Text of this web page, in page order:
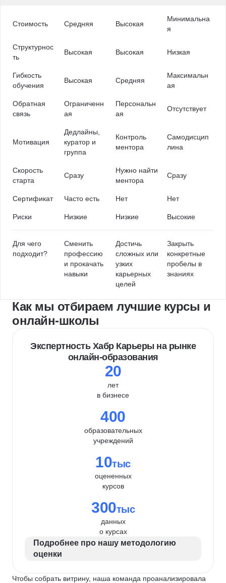
Стоимость Средняя Высокая
Минимальна
я
Структурнос
ть
Высокая Высокая Низкая
Гибкость
обучения
Высокая Средняя
Максимальн
ая
Обратная
связь
Ограниченн
ая
Персональн
ая
Отсутствует
Мотивация
Дедлайны,
куратор и
группа
Контроль
ментора
Самодисцип
лина
Скорость
старта
Сразу
Нужно найти
ментора
Сразу
Сертификат Часто есть Нет Нет
Риски Низкие Низкие Высокие
Для чего
подходит?
Сменить
профессию
и прокачать
навыки
Достичь
сложных или
узких
карьерных
целей
Закрыть
конкретные
пробелы в
знаниях
Как мы отбираем лучшие курсы и
онлайн-школы
Экспертность Хабр Карьеры на рынке
онлайн-образования
20
лет
в бизнесе
400
образовательных
учреждений
10тыс
оцененных
курсов
300тыс
данных
о курсах
Подробнее про нашу методологию
оценки
Чтобы собрать витрину, наша команда проанализировала